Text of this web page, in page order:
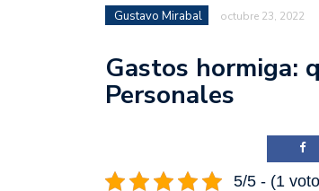
Qwen.ai
José
Gustavo Mirabal octubre 23, 2022
Gastos hormiga:
Personales
5/5 - (1